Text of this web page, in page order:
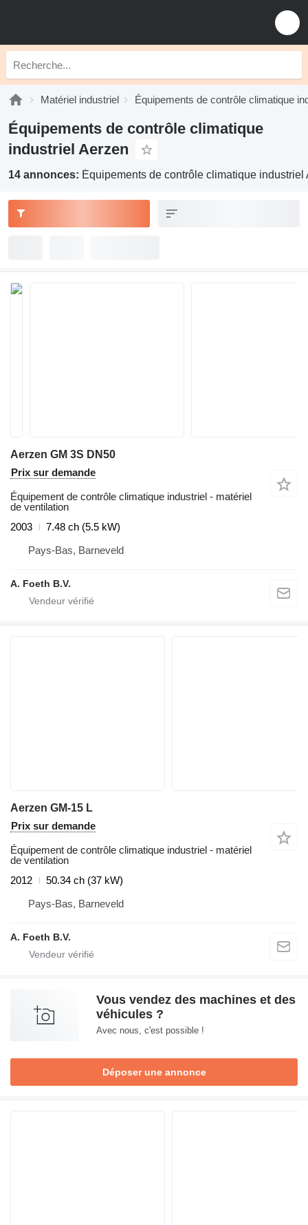
Matériel industriel Équipements de contrôle climatique
Équipements de contrôle climatique
industriel Aerzen
14 annonces: Équipements de contrôle climatique industriel
Aerzen GM 3S DN50
Prix sur demande
Équipement de contrôle climatique industriel - matériel
de ventilation
2003
7.48 ch (5.5 kW)
Pays-Bas, Barneveld
A. Foeth B.V.
Aerzen GM-15 L
Prix sur demande
Équipement de contrôle climatique industriel - matériel
de ventilation
2012
50.34 ch (37 kW)
Pays-Bas, Barneveld
A. Foeth B.V.
Vous vendez des machines et des
véhicules ?
Avec nous, c'est possible !
Déposer une annonce